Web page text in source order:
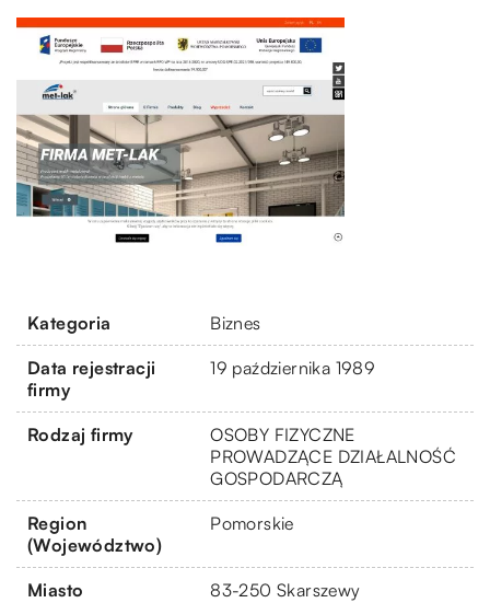
Kategoria Biznes
Data rejestracji
firmy
19 października 1989
Rodzaj firmy
OSOBY FIZYCZNE
PROWADZĄCE DZIAŁALNOŚĆ
GOSPODARCZĄ
Region
(Województwo)
Pomorskie
Miasto 83-250 Skarszewy